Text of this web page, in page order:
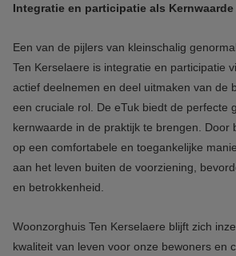
Integratie en participatie als Kernwaarde
Een van de pijlers van kleinschalig
Ten Kerselaere is integratie en participatie
actief deelnemen en deel uitmaken van de
een cruciale rol. De eTuk biedt de perfecte
kernwaarde in de praktijk te brengen. Door
op een comfortabele en toegankelijke
aan het leven buiten de voorziening,
en betrokkenheid.
Woonzorghuis Ten Kerselaere blijft zich
kwaliteit van leven voor onze bewoners en